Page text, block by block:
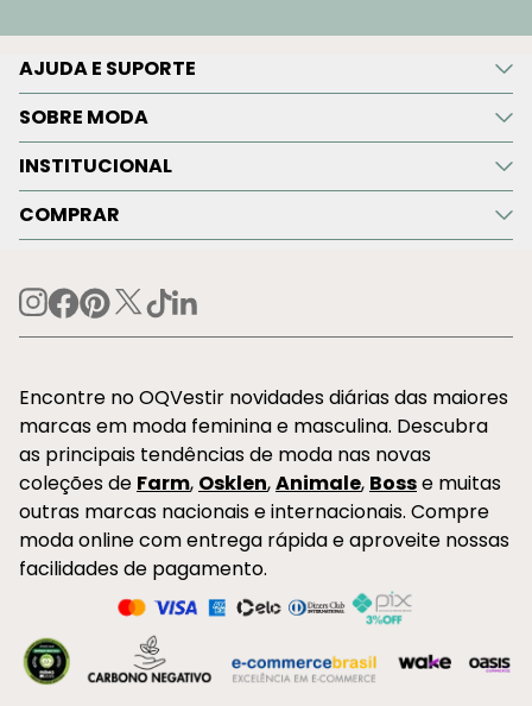
AJUDA E SUPORTE
SOBRE MODA
INSTITUCIONAL
COMPRAR
Encontre no OQVestir novidades diárias das maiores
marcas em moda feminina e masculina. Descubra
as principais tendências de moda nas novas
coleções de Farm, Osklen,Animale, Bosse muitas
outras marcas nacionais e internacionais. Compre
moda online com entrega rápida e aproveite nossas
facilidades de pagamento.